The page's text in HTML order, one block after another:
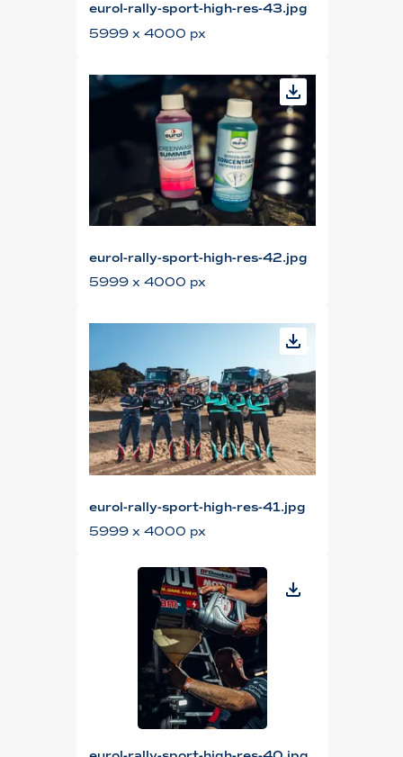
eurol-rally-sport-high-res-43.jpg
5999 x 4000 px
eurol-rally-sport-high-res-42.jpg
5999 x 4000 px
eurol-rally-sport-high-res-41.jpg
5999 x 4000 px